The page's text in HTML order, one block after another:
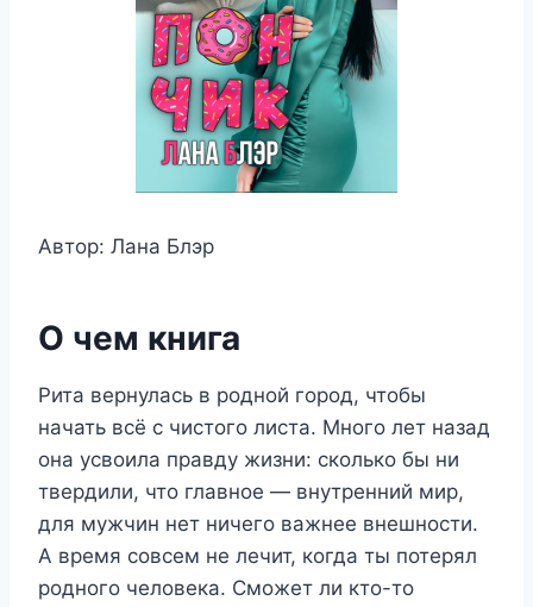
Автор: Лана Блэр
О чем книга
Рита вернулась в родной город, чтобы
начать всё с чистого листа. Много лет назад
она усвоила правду жизни: сколько бы ни
твердили, что главное — внутренний мир,
для мужчин нет ничего важнее внешности.
А время совсем не лечит, когда ты потерял
родного человека. Сможет ли кто-то